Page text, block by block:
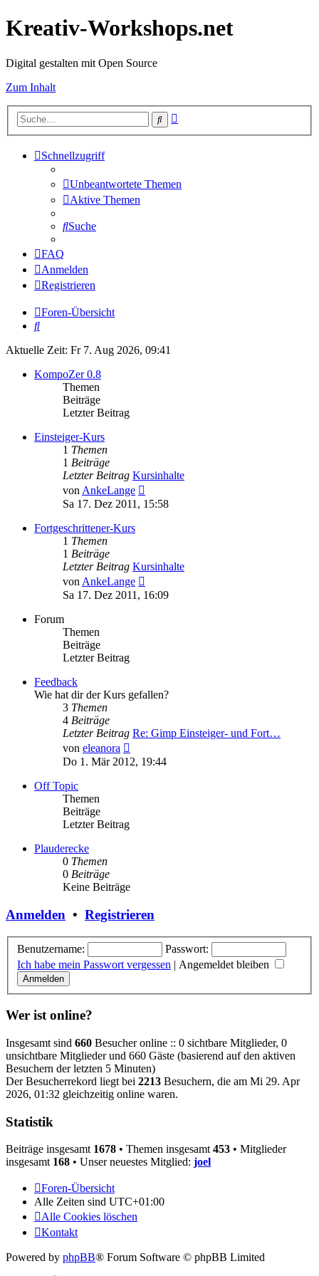
Kreativ-Workshops.net
Digital gestalten mit Open Source
Zum Inhalt
Suche
Schnellzugriff
Unbeantwortete Themen
Aktive Themen
Suche
FAQ
Anmelden
Registrieren
Foren-Übersicht
Suche
Aktuelle Zeit: Fr 7. Aug 2026, 09:41
KompoZer 0.8
Themen
Beiträge
Letzter Beitrag
Einsteiger-Kurs
1 Themen
1 Beiträge
Letzter Beitrag Kursinhalte
vonAnkeLange
Beitrag
Sa 17. Dez 2011, 15:58
Fortgeschrittener-Kurs
1 Themen
1 Beiträge
Letzter Beitrag Kursinhalte
vonAnkeLange
Beitrag
Sa 17. Dez 2011, 16:09
Forum
Themen
Beiträge
Letzter Beitrag
Feedback
Wie hat dir der Kurs gefallen?
3 Themen
4 Beiträge
Letzter Beitrag Re: Gimp Einsteiger- und Fort…
von eleanora
Beitrag
Do 1. Mär 2012, 19:44
Off Topic
Themen
Beiträge
Letzter Beitrag
Plauderecke
0 Themen
0 Beiträge
Keine Beiträge
Anmelden • Registrieren
Benutzername:
Passwort:
Ich habe mein Passwort vergessen | Angemeldet bleiben
Wer ist online?
Insgesamt sind 660 Besucher online :: 0 sichtbare Mitglieder, 0
unsichtbare Mitglieder und 660 Gäste (basierend auf den aktiven
Besuchern der letzten 5 Minuten)
Der Besucherrekord liegt bei 2213 Besuchern, die am Mi 29. Apr
2026, 01:32 gleichzeitig online waren.
Statistik
Beiträge insgesamt 1678 • Themen insgesamt 453 • Mitglieder
insgesamt 168 • Unser neuestes Mitglied: joel
Foren-Übersicht
Alle Zeiten sind UTC+01:00
Alle Cookies löschen
Kontakt
Powered by phpBB® Forum Software © phpBB Limited